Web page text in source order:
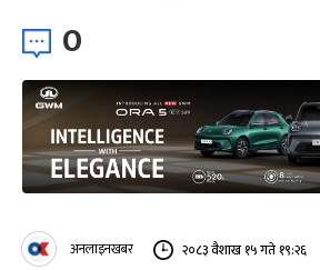
0
अनलाइनखबर २०८३ वैशाख १५ गते १९:२६